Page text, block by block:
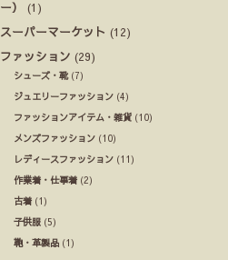
ー）
(1)
スーパーマーケット (12)
ファッション (29)
シューズ・靴(7)
ジュエリーファッション (4)
ファッションアイテム・雑貨 (10)
メンズファッション (10)
レディースファッション (11)
作業着・仕事着 (2)
古着 (1)
子供服 (5)
鞄・革製品 (1)